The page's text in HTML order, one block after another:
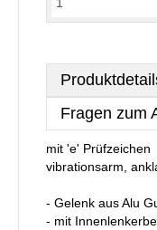
Fragen zum
mit 'e' Prüfzeichen
vibrationsarm,
- Gelenk aus Alu
- mit